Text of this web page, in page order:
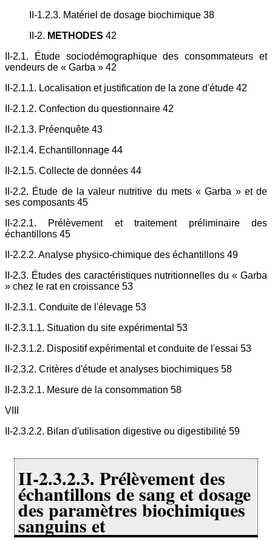
II-1.2.3. Matériel de dosage biochimique 38
II-2. METHODES 42
II-2.1. Étude sociodémographique des consommateurs et
vendeurs de « Garba » 42
II-2.1.1. Localisation et justification de la zone d'étude 42
II-2.1.2. Confection du questionnaire 42
II-2.1.3. Préenquête 43
II-2.1.4. Echantillonnage 44
II-2.1.5. Collecte de données 44
II-2.2. Étude de la valeur nutritive du mets « Garba » et de
ses composants 45
II-2.2.1. Prélèvement et traitement préliminaire des
échantillons 45
II-2.2.2. Analyse physico-chimique des échantillons 49
II-2.3. Études des caractéristiques nutritionnelles du « Garba
» chez le rat en croissance 53
II-2.3.1. Conduite de l'élevage 53
II-2.3.1.1. Situation du site expérimental 53
II-2.3.1.2. Dispositif expérimental et conduite de l'essai 53
II-2.3.2. Critères d'étude et analyses biochimiques 58
II-2.3.2.1. Mesure de la consommation 58
VIII
II-2.3.2.2. Bilan d'utilisation digestive ou digestibilité 59
II-2.3.2.3. Prélèvement des
échantillons de sang et dosage
des paramètres biochimiques
sanguins et